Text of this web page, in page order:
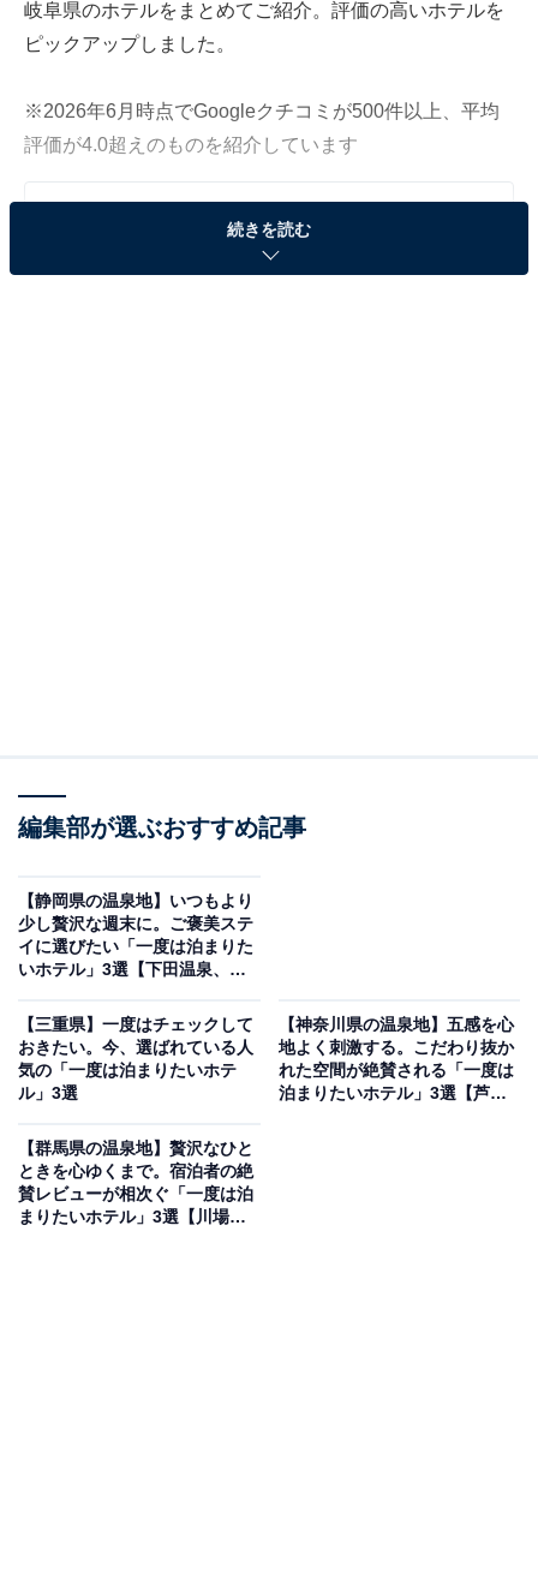
岐阜県のホテルをまとめてご紹介。評価の高いホテルを
ピックアップしました。
※2026年6月時点でGoogleクチコミが500件以上、平均
評価が4.0超えのものを紹介しています
この記事の執筆者： All About ニュース 旅行
鵜匠の家 すぎ山（画像：「鵜匠の家 すぎ山」公式Webサイトより）
「鵜匠の家 すぎ山」は、長良川のほとりに位置し、金華
山や岐阜城を望む絶好のロケーションを誇ります。自慢
の温泉は、茶褐色の「長良川温泉」で、「川側展望大浴
す。食事は、名物の「天然鮎の会席料理」や「飛騨牛の
しゃぶしゃぶ」など、地元の旬の味覚を贅沢に味わえる
のが魅力です。
続きを読む
編集部が選ぶおすすめ記事
【静岡県の温泉地】いつもより
少し贅沢な週末に。ご褒美ステ
イに選びたい「一度は泊まりた
いホテル」3選【下田温泉、熱
【三重県】一度はチェックして
おきたい。今、選ばれている人
気の「一度は泊まりたいホテ
ル」3選
【神奈川県の温泉地】五感を心
地よく刺激する。こだわり抜か
れた空間が絶賛される「一度は
泊まりたいホテル」3選【芦ノ
【群馬県の温泉地】贅沢なひと
ときを心ゆくまで。宿泊者の絶
賛レビューが相次ぐ「一度は泊
まりたいホテル」3選【川場温